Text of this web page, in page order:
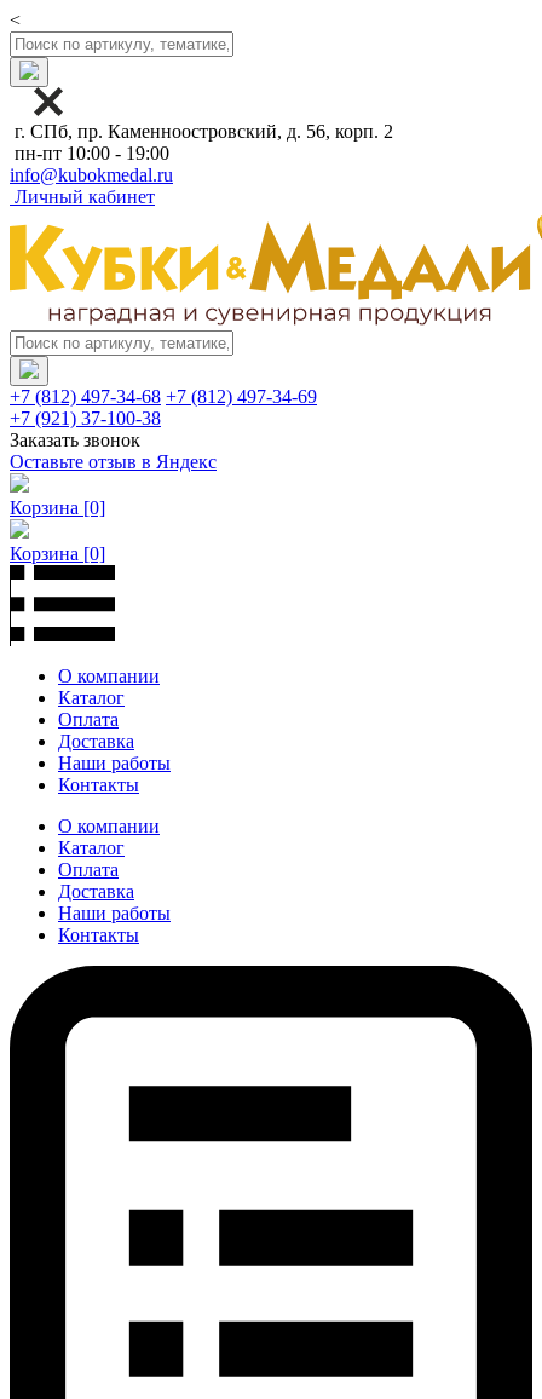
<
г. СПб, пр. Каменноостровский, д. 56, корп. 2
пн-пт 10:00 - 19:00
info@kubokmedal.ru
Личный кабинет
+7 (812) 497-34-68 +7 (812) 497-34-69
+7 (921) 37-100-38
Заказать звонок
Оставьте отзыв в Яндекс
Корзина [0]
Корзина [0]
О компании
Каталог
Оплата
Доставка
Наши работы
Контакты
О компании
Каталог
Оплата
Доставка
Наши работы
Контакты